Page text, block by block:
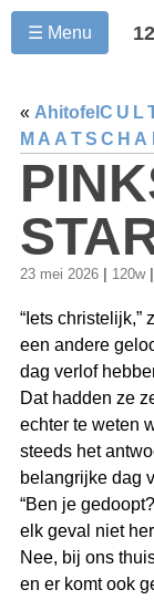
☰ Menu
« Ahitofel
23 mei 2026 120w
“Iets
een andere
dag verlof
Dat hadden ze
echter te weten
steeds het
belangrijke dag
“Ben je
elk geval niet
Nee, bij ons
en er komt ook